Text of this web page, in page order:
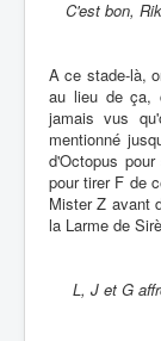
C'est bon,
A ce stade-là,
au lieu de ça,
jamais vus
mentionné
d'Octopus
pour tirer F de
Mister Z avant
la Larme de
L, J et G